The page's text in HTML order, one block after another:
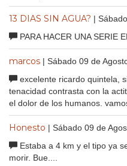
13 DIAS SIN AGUA? |
PARA HACER UNA SERIE
marcos | Sábado 09 de
excelente ricardo quintela,
tenacidad contrasta con la
el dolor de los humanos.
Honesto | Sábado 09 de
Estaba a 4 km y el tipo ya
morir. Bue....